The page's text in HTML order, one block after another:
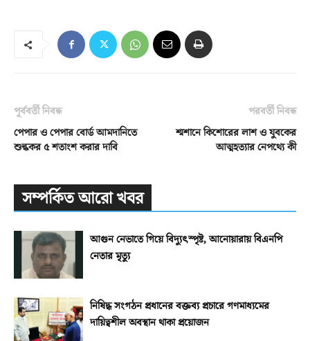
পূর্ববর্তী নিবন্ধ
পেপার ও পেপার বোর্ড আমদানিতে
শুল্ককর ৫ শতাংশ করার দাবি
পরবর্তী নিবন্ধ
শ্মশানে কিশোরের লাশ ও যুবকের
আত্মহত্যার নেপথ্যে কী
সম্পর্কিত আরো খবর
আগুন নেভাতে গিয়ে বিদ্যুৎস্পৃষ্ট, আনোয়ারায় বিএনপি
নেতার মৃত্যু
নিষিদ্ধ সংগঠন প্রধানের বক্তব্য প্রচারে গণমাধ্যমের
দায়িত্বশীল অবস্থান থাকা প্রয়োজন